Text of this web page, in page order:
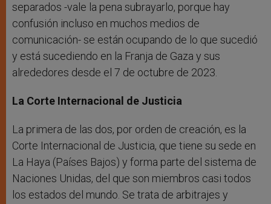
separados -vale la pena subrayarlo, porque hay
confusión incluso en muchos medios de
comunicación- se están ocupando de lo que sucedió
y está sucediendo en la Franja de Gaza y sus
alrededores desde el 7 de octubre de 2023.
La Corte Internacional de Justicia
La primera de las dos, por orden de creación, es la
Corte Internacional de Justicia, que tiene su sede en
La Haya (Países Bajos) y forma parte del sistema de
Naciones Unidas, del que son miembros casi todos
los estados del mundo. Se trata de arbitrajes y